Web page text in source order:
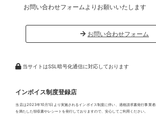
お問い合わせフォームよりお願いいたします
お問い合わせフォーム
当サイトはSSL暗号化通信に対応しております
インボイス制度登録店
当店は2023年10月1日より実施されるインボイス制度に伴い、適格請求書発行事業
を満たした領収書やレシートを発行しておりますので、安心してご利用ください。